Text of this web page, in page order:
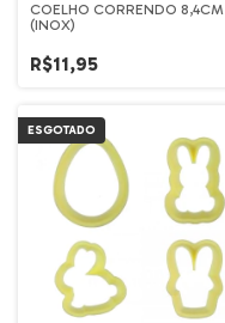
COELHO CORRENDO 8,4CM
(INOX)
R$11,95
ESGOTADO